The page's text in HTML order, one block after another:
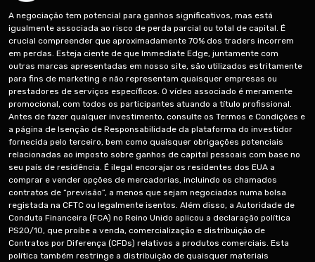
Português
A negociação tem potencial para ganhos significativos, mas está
igualmente associada ao risco de perda parcial ou total de capital. É
crucial compreender que aproximadamente 70% dos traders incorrem
em perdas. Esteja ciente de que Immediate Edge, juntamente com
outras marcas apresentadas em nosso site, são utilizados estritamente
para fins de marketing e não representam quaisquer empresas ou
prestadores de serviços específicos. O vídeo associado é meramente
promocional, com todos os participantes atuando a título profissional.
Antes de fazer qualquer investimento, consulte os Termos e Condições e
a página de Isenção de Responsabilidade da plataforma do investidor
fornecida pelo terceiro, bem como quaisquer obrigações potenciais
relacionadas ao imposto sobre ganhos de capital pessoais com base no
seu país de residência. É ilegal encorajar os residentes dos EUA a
comprar e vender opções de mercadorias, incluindo os chamados
contratos de “previsão”, a menos que sejam negociados numa bolsa
registada na CFTC ou legalmente isentos. Além disso, a Autoridade de
Conduta Financeira (FCA) no Reino Unido aplicou a declaração política
PS20/10, que proíbe a venda, comercialização e distribuição de
Contratos por Diferença (CFDs) relativos a produtos comerciais. Esta
política também restringe a distribuição de quaisquer materiais